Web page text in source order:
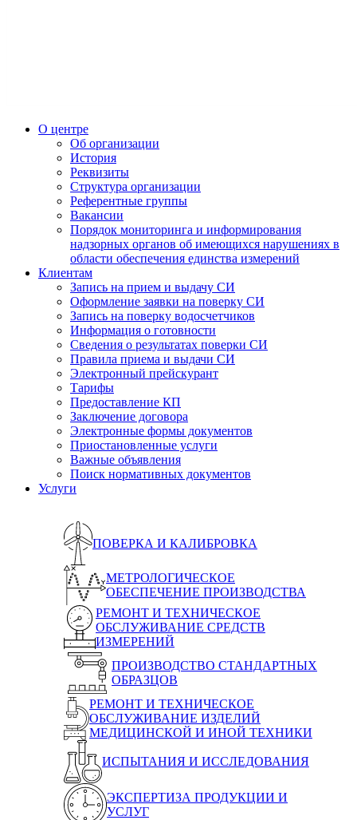
О центре
Об организации
История
Реквизиты
Структура организации
Референтные группы
Вакансии
Порядок мониторинга и информирования
надзорных органов об имеющихся нарушениях в
области обеспечения единства измерений
Клиентам
Запись на прием и выдачу СИ
Оформление заявки на поверку СИ
Запись на поверку водосчетчиков
Информация о готовности
Сведения о результатах поверки СИ
Правила приема и выдачи СИ
Электронный прейскурант
Тарифы
Предоставление КП
Заключение договора
Электронные формы документов
Приостановленные услуги
Важные объявления
Поиск нормативных документов
Услуги
ПОВЕРКА И КАЛИБРОВКА
МЕТРОЛОГИЧЕСКОЕ
ОБЕСПЕЧЕНИЕ ПРОИЗВОДСТВА
РЕМОНТ И ТЕХНИЧЕСКОЕ
ОБСЛУЖИВАНИЕ СРЕДСТВ
ИЗМЕРЕНИЙ
ПРОИЗВОДСТВО СТАНДАРТНЫХ
ОБРАЗЦОВ
РЕМОНТ И ТЕХНИЧЕСКОЕ
ОБСЛУЖИВАНИЕ ИЗДЕЛИЙ
МЕДИЦИНСКОЙ И ИНОЙ ТЕХНИКИ
ИСПЫТАНИЯ И ИССЛЕДОВАНИЯ
ЭКСПЕРТИЗА ПРОДУКЦИИ И
УСЛУГ